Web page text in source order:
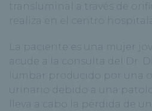
transluminal a través de
realiza en el centro
La paciente es una mujer
acude a la consulta del Dr.
lumbar producido por una
urinario debido a una
lleva a cabo la pérdida de